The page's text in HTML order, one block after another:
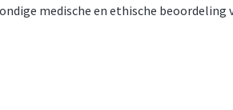
medische en ethische beoordeling